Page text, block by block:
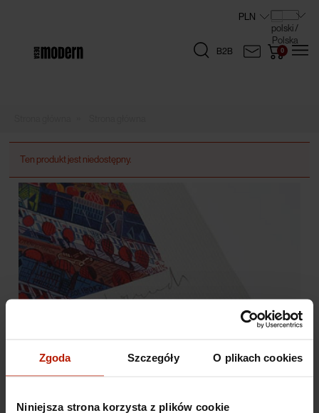
Zgoda Szczegóły O plikach cookies
Niniejsza strona korzysta z plików cookie
B2B
Ten produkt jest niedostępny.